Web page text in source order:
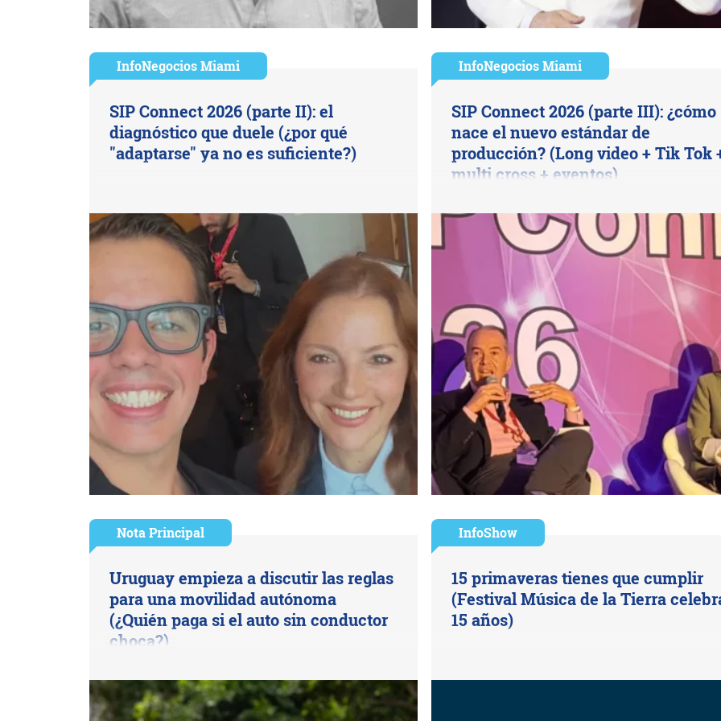
InfoNegocios Miami
SIP Connect 2026 (parte II): el
diagnóstico que duele (¿por qué
"adaptarse" ya no es suficiente?)
InfoNegocios Miami
SIP Connect 2026 (parte III): ¿cómo
nace el nuevo estándar de
producción? (Long video + Tik Tok
multi cross + eventos)
Nota Principal
Uruguay empieza a discutir las reglas
para una movilidad autónoma
(¿Quién paga si el auto sin conductor
choca?)
InfoShow
15 primaveras tienes que cumplir
(Festival Música de la Tierra
15 años)